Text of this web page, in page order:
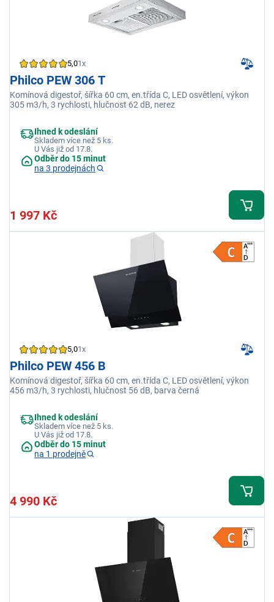
5,01x
Philco PEW 306 T
Komínová digestoř, šířka 60 cm, en.třída C, LED osvětlení, výkon
305 m3/h, 3 rychlosti, hlučnost 62 dB, nerez
Ihned k odeslání
Skladem více než 5 ks.
U Vás již od 17.8.
Odběr do 15 minut
na 3 prodejnách
1 997 Kč
5,01x
Philco PEW 456 B
Komínová digestoř, šířka 60 cm, en.třída C, LED osvětlení, výkon
456 m3/h, 3 rychlosti, hlučnost 56 dB, barva černá
Ihned k odeslání
Skladem více než 5 ks.
U Vás již od 17.8.
Odběr do 15 minut
na 1 prodejně
4 990 Kč